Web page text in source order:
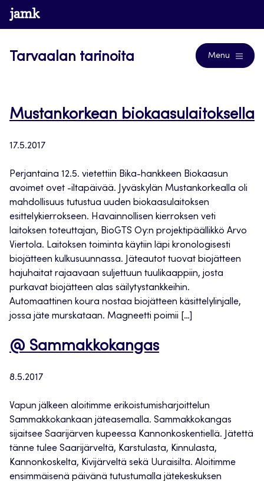
Siirry
suoraan
www.jamk.fi
Tarvaalan tarinoita Menu
Mustankorkean biokaasulaitoksella
17.5.2017
Perjantaina 12.5. vietettiin Bika-hankkeen Biokaasun
avoimet ovet -iltapäivää. Jyväskylän Mustankorkealla oli
mahdollisuus tutustua uuden biokaasulaitoksen
esittelykierrokseen. Havainnollisen kierroksen veti
laitoksen toteuttajan, BioGTS Oy:n projektipäällikkö Arvo
Viertola. Laitoksen toiminta käytiin läpi kronologisesti
biojätteen kulkusuunnassa. Jäteautot tuovat biojätteen
hajuhaitat rajaavaan suljettuun tuulikaappiin, josta
purkavat biojätteen alas säilytystankkeihin.
Automaattinen koura nostaa biojätteen käsittelylinjalle,
jossa jäte murskataan. Magneetti poimii […]
@ Sammakkokangas
8.5.2017
Vapun jälkeen aloitimme erikoistumisharjoittelun
Sammakkokankaan jäteasemalla. Sammakkokangas
sijaitsee Saarijärven kupeessa Kannonkoskentiellä. Jätettä
tänne tulee Saarijärveltä, Karstulasta, Kinnulasta,
Kannonkoskelta, Kivijärveltä sekä Uuraisilta. Aloitimme
ensimmäisenä päivänä tutustumalla jätekeskuksen